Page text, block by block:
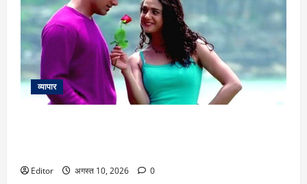
व्यापार
Editor अगस्त 10, 2026 0